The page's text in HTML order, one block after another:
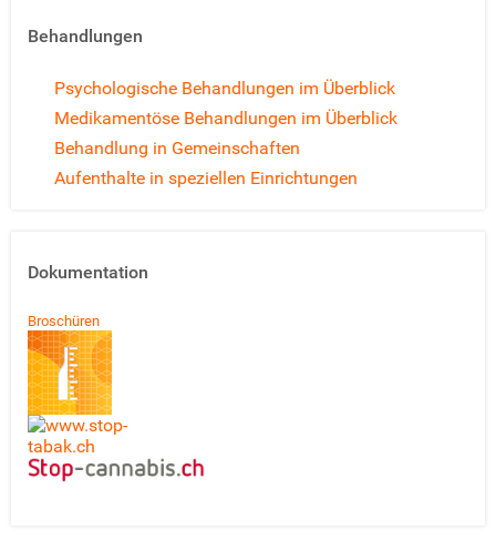
Behandlungen
Psychologische Behandlungen im Überblick
Medikamentöse Behandlungen im Überblick
Behandlung in Gemeinschaften
Aufenthalte in speziellen Einrichtungen
Dokumentation
Broschüren